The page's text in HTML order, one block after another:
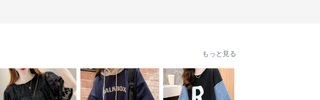
もっと見る